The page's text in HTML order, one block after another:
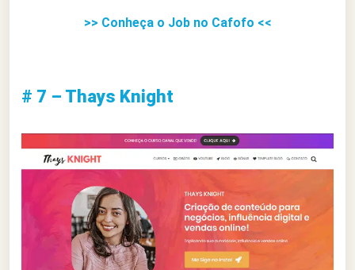
>> Conheça o Job no Cafofo <<
# 7 – Thays Knight